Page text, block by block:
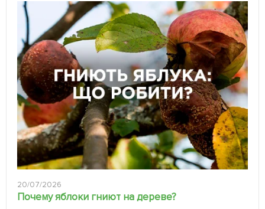
20/07/2026
Почему яблоки гниют на дереве?